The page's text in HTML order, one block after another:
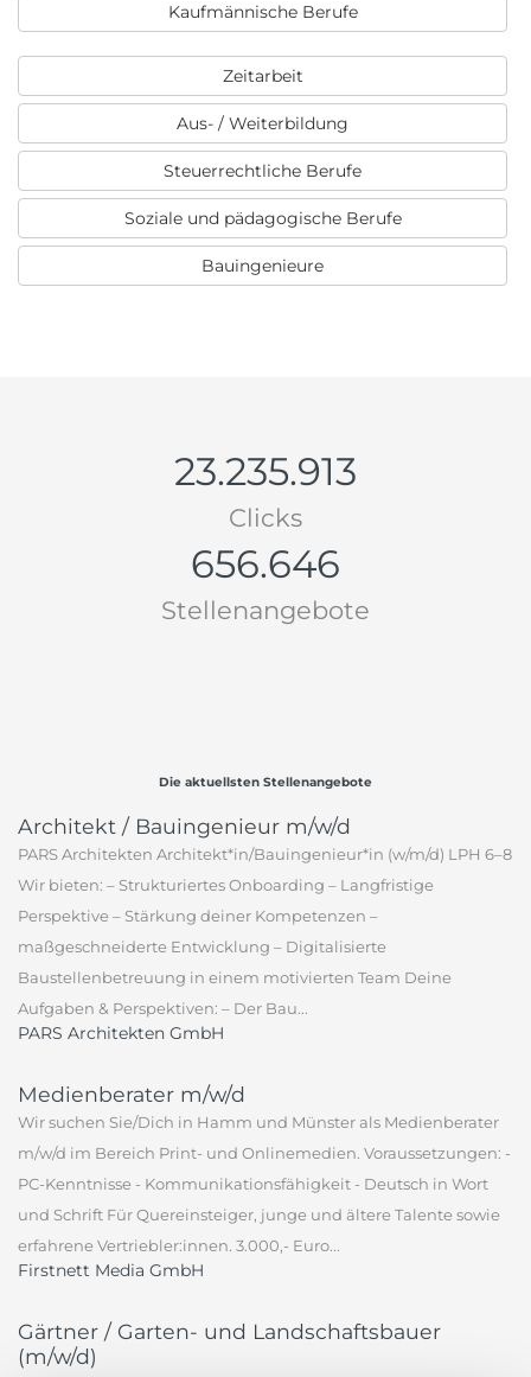
Kaufmännische Berufe
Zeitarbeit
Aus- / Weiterbildung
Steuerrechtliche Berufe
Soziale und pädagogische Berufe
Bauingenieure
23.235.913
Clicks
656.646
Stellenangebote
Die aktuellsten Stellenangebote
Architekt / Bauingenieur m/w/d
PARS Architekten Architekt*in/Bauingenieur*in (w/m/d) LPH 6–8
Wir bieten: – Strukturiertes Onboarding – Langfristige
Perspektive – Stärkung deiner Kompetenzen –
maßgeschneiderte Entwicklung – Digitalisierte
Baustellenbetreuung in einem motivierten Team Deine
Aufgaben & Perspektiven: – Der Bau...
PARS Architekten GmbH
Medienberater m/w/d
Wir suchen Sie/Dich in Hamm und Münster als Medienberater
m/w/d im Bereich Print- und Onlinemedien. Voraussetzungen: -
PC-Kenntnisse - Kommunikationsfähigkeit - Deutsch in Wort
und Schrift Für Quereinsteiger, junge und ältere Talente sowie
erfahrene Vertriebler:innen. 3.000,- Euro...
Firstnett Media GmbH
Gärtner / Garten- und Landschaftsbauer
(m/w/d)